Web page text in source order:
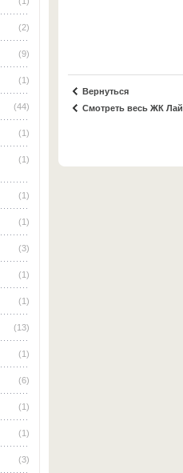
(2)
(9)
(1)
(44)
(1)
(1)
(1)
(1)
(3)
(1)
(1)
(13)
(1)
(6)
(1)
(1)
(3)
Вернуться
Смотреть весь ЖК